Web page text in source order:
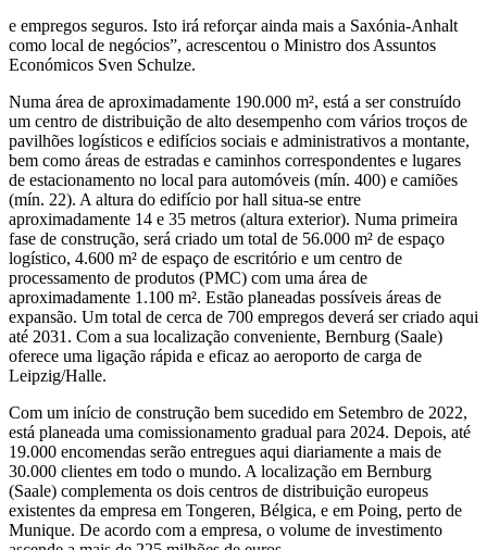
e empregos seguros. Isto irá reforçar ainda mais a Saxónia-Anhalt
como local de negócios”, acrescentou o Ministro dos Assuntos
Económicos Sven Schulze.
Numa área de aproximadamente 190.000 m², está a ser construído
um centro de distribuição de alto desempenho com vários troços de
pavilhões logísticos e edifícios sociais e administrativos a montante,
bem como áreas de estradas e caminhos correspondentes e lugares
de estacionamento no local para automóveis (mín. 400) e camiões
(mín. 22). A altura do edifício por hall situa-se entre
aproximadamente 14 e 35 metros (altura exterior). Numa primeira
fase de construção, será criado um total de 56.000 m² de espaço
logístico, 4.600 m² de espaço de escritório e um centro de
processamento de produtos (PMC) com uma área de
aproximadamente 1.100 m². Estão planeadas possíveis áreas de
expansão. Um total de cerca de 700 empregos deverá ser criado aqui
até 2031. Com a sua localização conveniente, Bernburg (Saale)
oferece uma ligação rápida e eficaz ao aeroporto de carga de
Leipzig/Halle.
Com um início de construção bem sucedido em Setembro de 2022,
está planeada uma comissionamento gradual para 2024. Depois, até
19.000 encomendas serão entregues aqui diariamente a mais de
30.000 clientes em todo o mundo. A localização em Bernburg
(Saale) complementa os dois centros de distribuição europeus
existentes da empresa em Tongeren, Bélgica, e em Poing, perto de
Munique. De acordo com a empresa, o volume de investimento